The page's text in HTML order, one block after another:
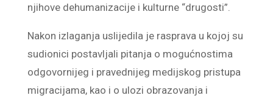
njihove dehumanizacije i kulturne “drugosti”.
Nakon izlaganja uslijedila je rasprava u kojoj su
sudionici postavljali pitanja o mogućnostima
odgovornijeg i pravednijeg medijskog pristupa
migracijama, kao i o ulozi obrazovanja i